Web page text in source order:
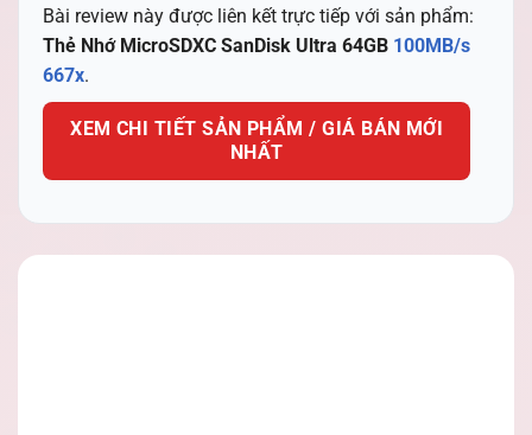
Bài review này được liên kết trực tiếp với sản phẩm:
Thẻ Nhớ MicroSDXC SanDisk Ultra 64GB 100MB/s
667x.
XEM CHI TIẾT SẢN PHẨM / GIÁ BÁN MỚI
NHẤT